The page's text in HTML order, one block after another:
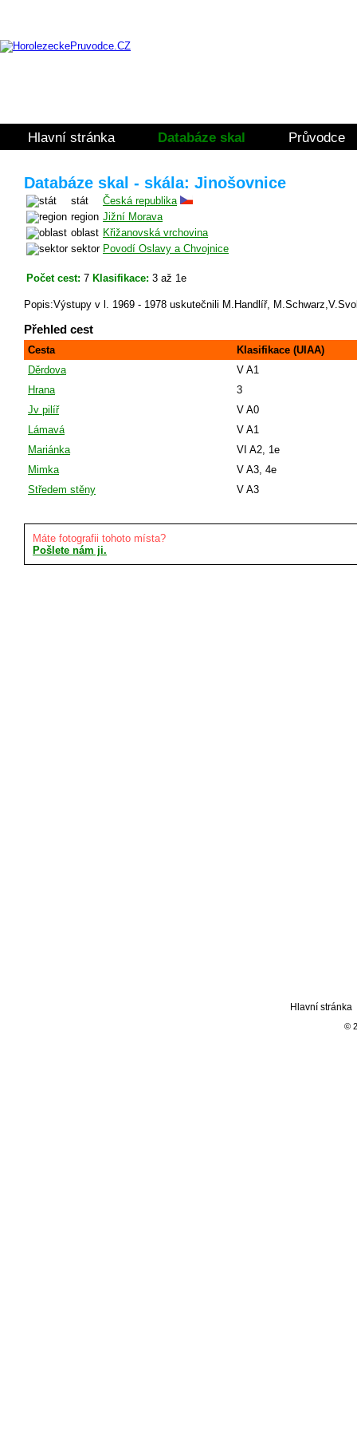
Hlavní stránka Databáze skal Průvodce
Databáze skal - skála: Jinošovnice
stát
Česká republika
region Jižní Morava
oblast Křižanovská vrchovina
sektor Povodí Oslavy a Chvojnice
Počet cest: 7 Klasifikace: 3 až 1e
Popis:Výstupy v l. 1969 - 1978 uskutečnili M.Handlíř,
Přehled cest
Cesta
Klasifikace (UIAA)
Děrdova
V A1
Hrana
3
Jv pilíř
V A0
Lámavá
V A1
Mariánka
VI A2, 1e
Mimka
V A3, 4e
Středem stěny
V A3
Máte fotografii tohoto místa?
Pošlete nám ji.
Hlavní stránka
©